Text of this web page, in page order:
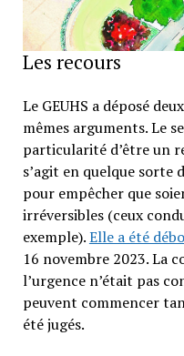
Les recours
Le GEUHS a déposé
mêmes arguments. Le
particularité d’être un
s’agit en quelque sorte
pour empêcher que
irréversibles (ceux
exemple).Elle a été
16 novembre 2023. La
l’urgence n’était pas
peuvent commencer
été jugés.